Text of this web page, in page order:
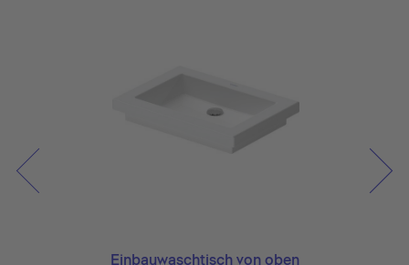
Einbauwaschtisch von oben